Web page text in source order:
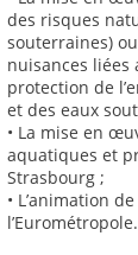
des risques
souterraines)
nuisances liées
protection de
et des eaux
• La mise en
aquatiques et
Strasbourg ;
• L’animation
l’Eurométropole.